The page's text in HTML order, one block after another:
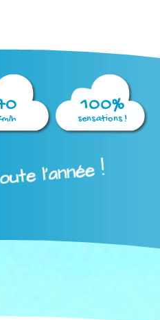
h
100%
sensations !
l'année !